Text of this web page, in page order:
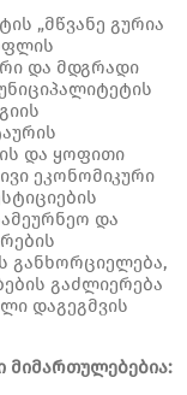
„მწვანე გურია
და მდგრადი
და ყოფითი
ეკონომიკური
და
განხორციელება,
გაძლიერება
დაგეგმვის
მიმართულებებია: